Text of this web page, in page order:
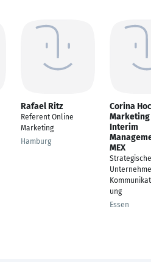
Rafael Ritz
Referent Online
Marketing
Hamburg
Corina Hoch
Marketing &
Interim
Management
MEX
Strategische
Unternehmens-
ung
Essen